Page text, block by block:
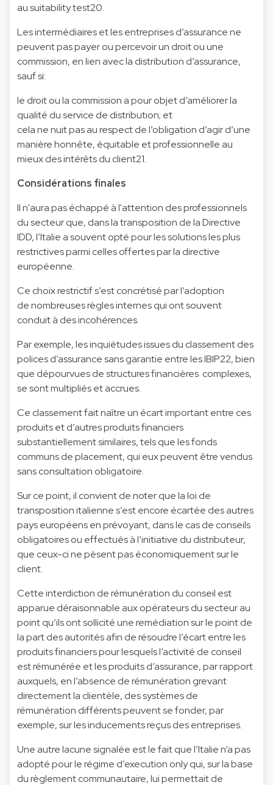
au suitability test20.
Les intermédiaires et les entreprises d’assurance ne
peuvent pas payer ou percevoir un droit ou une
commission, en lien avec la distribution d’assurance,
sauf si:
le droit ou la commission a pour objet d’améliorer la
qualité du service de distribution; et
cela ne nuit pas au respect de l’obligation d’agir d’une
manière honnête, équitable et professionnelle au
mieux des intérêts du client21.
Considérations finales
Il n'aura pas échappé à l'attention des professionnels
du secteur que, dans la transposition de la Directive
IDD, l’Italie a souvent opté pour les solutions les plus
restrictives parmi celles offertes par la directive
européenne.
Ce choix restrictif s’est concrétisé par l’adoption
de nombreuses règles internes qui ont souvent
conduit à des incohérences.
Par exemple, les inquiétudes issues du classement des
polices d’assurance sans garantie entre les IBIP22, bien
que dépourvues de structures financières complexes,
se sont multipliés et accrues.
Ce classement fait naître un écart important entre ces
produits et d’autres produits financiers
substantiellement similaires, tels que les fonds
communs de placement, qui eux peuvent être vendus
sans consultation obligatoire.
Sur ce point, il convient de noter que la loi de
transposition italienne s’est encore écartée des autres
pays européens en prévoyant, dans le cas de conseils
obligatoires ou effectués à l’initiative du distributeur,
que ceux-ci ne pèsent pas économiquement sur le
client.
Cette interdiction de rémunération du conseil est
apparue déraisonnable aux opérateurs du secteur au
point qu’ils ont sollicité une remédiation sur le point de
la part des autorités afin de résoudre l’écart entre les
produits financiers pour lesquels l’activité de conseil
est rémunérée et les produits d’assurance, par rapport
auxquels, en l’absence de rémunération grevant
directement la clientèle, des systèmes de
rémunération différents peuvent se fonder, par
exemple, sur les inducements reçus des entreprises.
Une autre lacune signalée est le fait que l’Italie n’a pas
adopté pour le régime d’execution only qui, sur la base
du règlement communautaire, lui permettait de